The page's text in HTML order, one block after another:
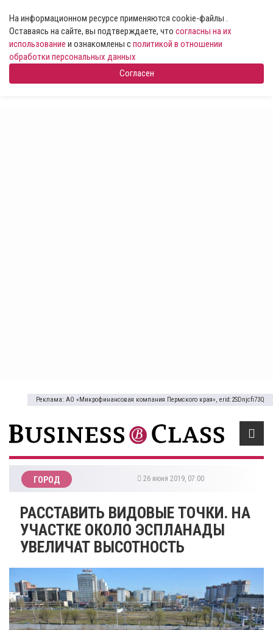
На информационном ресурсе применяются cookie-файлы .
Оставаясь на сайте, вы подтверждаете, что согласны на их
использование и ознакомлены сполитикой в отношении
обработки персональных данных
Согласен
Реклама: АО «Микрофинансовая компания Пермского края», erid:2SDnjcfi73Q
ГОРОД 26 июня 2019, 07:00
РАССТАВИТЬ ВИДОВЫЕ ТОЧКИ. НА
УЧАСТКЕ ОКОЛО ЭСПЛАНАДЫ
УВЕЛИЧАТ ВЫСОТНОСТЬ